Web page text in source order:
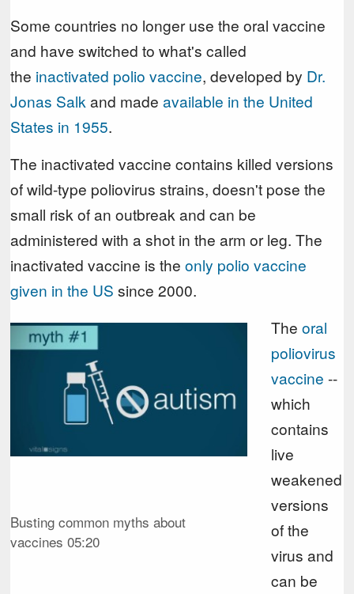
Some countries no longer use the oral vaccine
and have switched to what's called
the inactivated polio vaccine, developed by Dr.
Jonas Salk and madeavailable in the United
States in 1955.
The inactivated vaccine contains killed versions
of wild-type poliovirus strains, doesn't pose the
small risk of an outbreak and can be
administered with a shot in the arm or leg. The
inactivated vaccine is theonly polio vaccine
given in the US since 2000.
Busting common myths about
vaccines 05:20
Theoral
poliovirus
vaccine --
which
contains
live
weakened
versions
of the
virus and
can be